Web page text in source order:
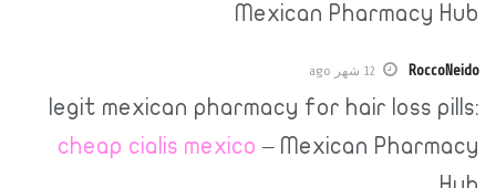
Mexican
12 شهر ago
legit mexican pharmacy for hair
cheap cialis mexico– Mexican